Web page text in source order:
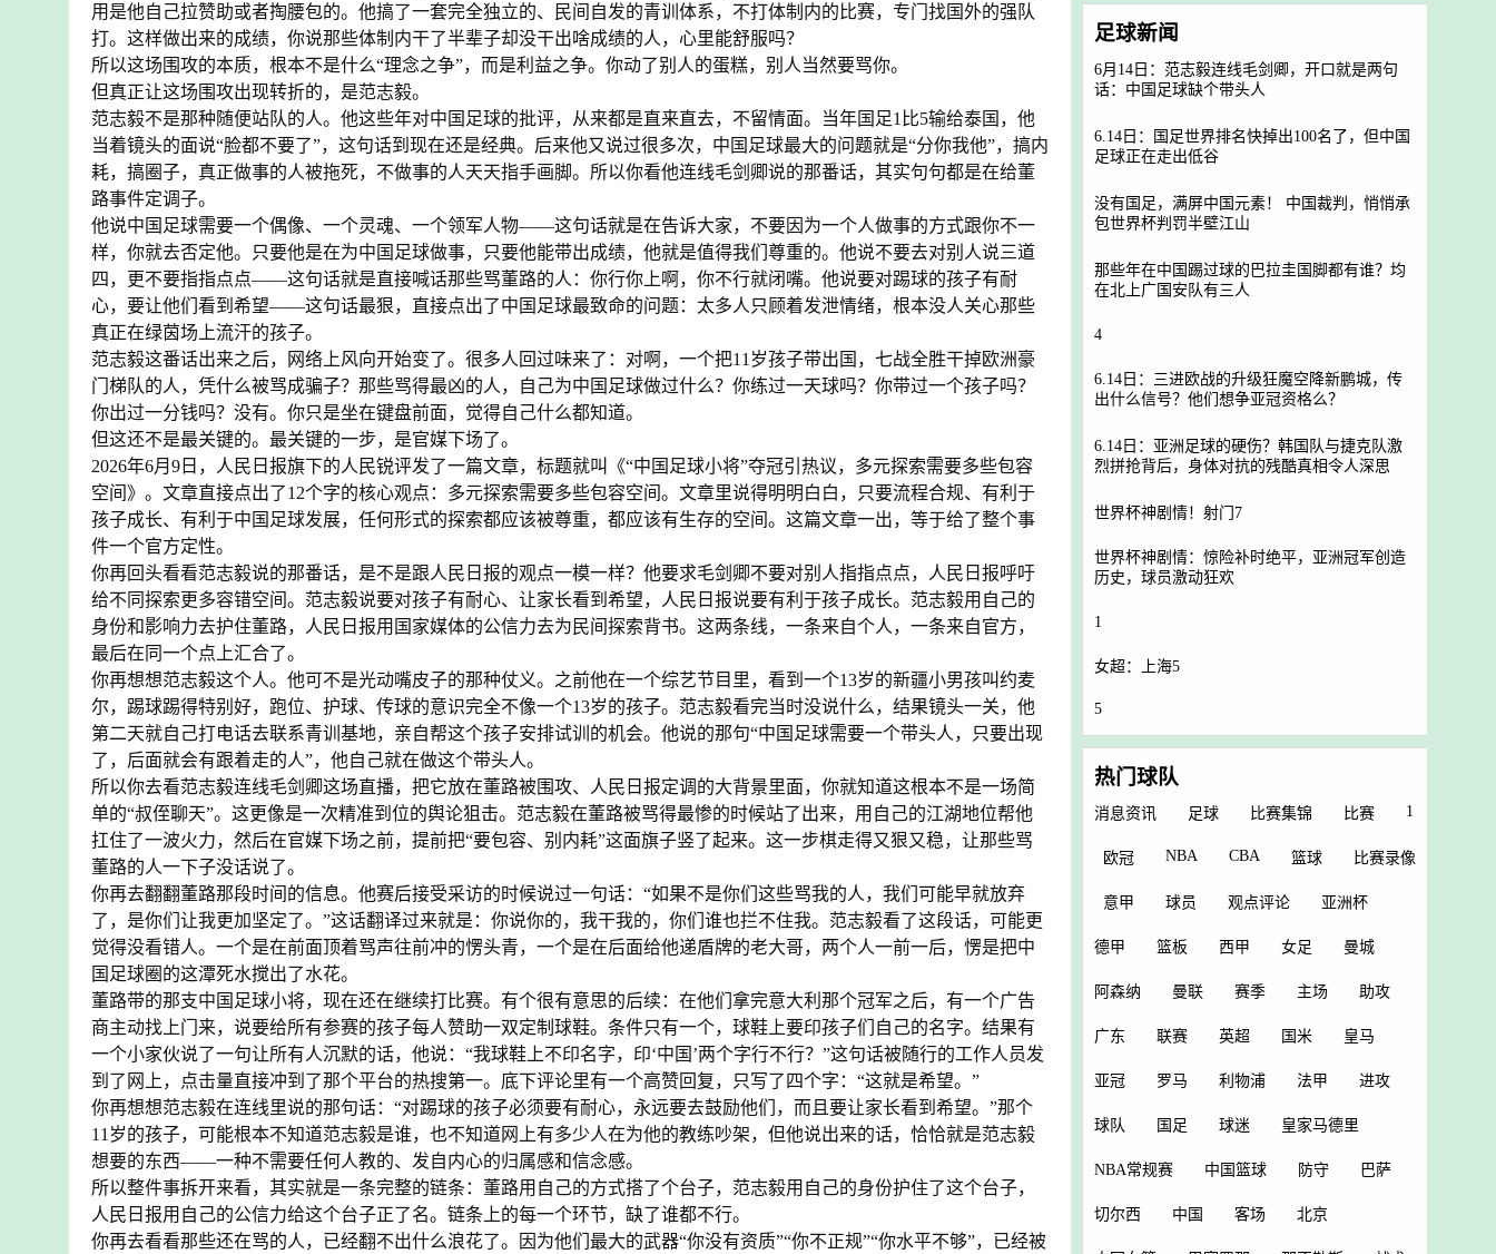
用是他自己拉赞助或者掏腰包的。他搞了一套完全独立的、民间自发的青训体系，不打体制内的比赛，专门找国外的强队
打。这样做出来的成绩，你说那些体制内干了半辈子却没干出啥成绩的人，心里能舒服吗？
所以这场围攻的本质，根本不是什么“理念之争”，而是利益之争。你动了别人的蛋糕，别人当然要骂你。
但真正让这场围攻出现转折的，是范志毅。
范志毅不是那种随便站队的人。他这些年对中国足球的批评，从来都是直来直去，不留情面。当年国足1比5输给泰国，他
当着镜头的面说“脸都不要了”，这句话到现在还是经典。后来他又说过很多次，中国足球最大的问题就是“分你我他”，搞内
耗，搞圈子，真正做事的人被拖死，不做事的人天天指手画脚。所以你看他连线毛剑卿说的那番话，其实句句都是在给董
路事件定调子。
他说中国足球需要一个偶像、一个灵魂、一个领军人物——这句话就是在告诉大家，不要因为一个人做事的方式跟你不一
样，你就去否定他。只要他是在为中国足球做事，只要他能带出成绩，他就是值得我们尊重的。他说不要去对别人说三道
四，更不要指指点点——这句话就是直接喊话那些骂董路的人：你行你上啊，你不行就闭嘴。他说要对踢球的孩子有耐
心，要让他们看到希望——这句话最狠，直接点出了中国足球最致命的问题：太多人只顾着发泄情绪，根本没人关心那些
真正在绿茵场上流汗的孩子。
范志毅这番话出来之后，网络上风向开始变了。很多人回过味来了：对啊，一个把11岁孩子带出国，七战全胜干掉欧洲豪
门梯队的人，凭什么被骂成骗子？那些骂得最凶的人，自己为中国足球做过什么？你练过一天球吗？你带过一个孩子吗？
你出过一分钱吗？没有。你只是坐在键盘前面，觉得自己什么都知道。
但这还不是最关键的。最关键的一步，是官媒下场了。
2026年6月9日，人民日报旗下的人民锐评发了一篇文章，标题就叫《“中国足球小将”夺冠引热议，多元探索需要多些包容
空间》。文章直接点出了12个字的核心观点：多元探索需要多些包容空间。文章里说得明明白白，只要流程合规、有利于
孩子成长、有利于中国足球发展，任何形式的探索都应该被尊重，都应该有生存的空间。这篇文章一出，等于给了整个事
件一个官方定性。
你再回头看看范志毅说的那番话，是不是跟人民日报的观点一模一样？他要求毛剑卿不要对别人指指点点，人民日报呼吁
给不同探索更多容错空间。范志毅说要对孩子有耐心、让家长看到希望，人民日报说要有利于孩子成长。范志毅用自己的
身份和影响力去护住董路，人民日报用国家媒体的公信力去为民间探索背书。这两条线，一条来自个人，一条来自官方，
最后在同一个点上汇合了。
你再想想范志毅这个人。他可不是光动嘴皮子的那种仗义。之前他在一个综艺节目里，看到一个13岁的新疆小男孩叫约麦
尔，踢球踢得特别好，跑位、护球、传球的意识完全不像一个13岁的孩子。范志毅看完当时没说什么，结果镜头一关，他
第二天就自己打电话去联系青训基地，亲自帮这个孩子安排试训的机会。他说的那句“中国足球需要一个带头人，只要出现
了，后面就会有跟着走的人”，他自己就在做这个带头人。
所以你去看范志毅连线毛剑卿这场直播，把它放在董路被围攻、人民日报定调的大背景里面，你就知道这根本不是一场简
单的“叔侄聊天”。这更像是一次精准到位的舆论狙击。范志毅在董路被骂得最惨的时候站了出来，用自己的江湖地位帮他
扛住了一波火力，然后在官媒下场之前，提前把“要包容、别内耗”这面旗子竖了起来。这一步棋走得又狠又稳，让那些骂
董路的人一下子没话说了。
你再去翻翻董路那段时间的信息。他赛后接受采访的时候说过一句话：“如果不是你们这些骂我的人，我们可能早就放弃
了，是你们让我更加坚定了。”这话翻译过来就是：你说你的，我干我的，你们谁也拦不住我。范志毅看了这段话，可能更
觉得没看错人。一个是在前面顶着骂声往前冲的愣头青，一个是在后面给他递盾牌的老大哥，两个人一前一后，愣是把中
国足球圈的这潭死水搅出了水花。
董路带的那支中国足球小将，现在还在继续打比赛。有个很有意思的后续：在他们拿完意大利那个冠军之后，有一个广告
商主动找上门来，说要给所有参赛的孩子每人赞助一双定制球鞋。条件只有一个，球鞋上要印孩子们自己的名字。结果有
一个小家伙说了一句让所有人沉默的话，他说：“我球鞋上不印名字，印‘中国’两个字行不行？”这句话被随行的工作人员发
到了网上，点击量直接冲到了那个平台的热搜第一。底下评论里有一个高赞回复，只写了四个字：“这就是希望。”
你再想想范志毅在连线里说的那句话：“对踢球的孩子必须要有耐心，永远要去鼓励他们，而且要让家长看到希望。”那个
11岁的孩子，可能根本不知道范志毅是谁，也不知道网上有多少人在为他的教练吵架，但他说出来的话，恰恰就是范志毅
想要的东西——一种不需要任何人教的、发自内心的归属感和信念感。
所以整件事拆开来看，其实就是一条完整的链条：董路用自己的方式搭了个台子，范志毅用自己的身份护住了这个台子，
人民日报用自己的公信力给这个台子正了名。链条上的每一个环节，缺了谁都不行。
你再去看看那些还在骂的人，已经翻不出什么浪花了。因为他们最大的武器“你没有资质”“你不正规”“你水平不够”，已经被
足球新闻
6月14日：范志毅连线毛剑卿，开口就是两句
话：中国足球缺个带头人
6.14日：国足世界排名快掉出100名了，但中国
足球正在走出低谷
没有国足，满屏中国元素！ 中国裁判，悄悄承
包世界杯判罚半壁江山
那些年在中国踢过球的巴拉圭国脚都有谁？均
在北上广国安队有三人
4
6.14日：三进欧战的升级狂魔空降新鹏城，传
出什么信号？他们想争亚冠资格么？
6.14日：亚洲足球的硬伤？韩国队与捷克队激
烈拼抢背后，身体对抗的残酷真相令人深思
世界杯神剧情！射门7
世界杯神剧情：惊险补时绝平，亚洲冠军创造
历史，球员激动狂欢
1
女超：上海5
5
热门球队
消息资讯 足球 比赛集锦 比赛 1
欧冠 NBA CBA 篮球 比赛录像
意甲 球员 观点评论 亚洲杯
德甲 篮板 西甲 女足 曼城
阿森纳 曼联 赛季 主场 助攻
广东 联赛 英超 国米 皇马
亚冠 罗马 利物浦 法甲 进攻
球队 国足 球迷 皇家马德里
NBA常规赛 中国篮球 防守 巴萨
切尔西 中国 客场 北京